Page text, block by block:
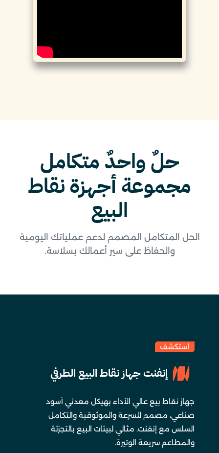
حلٌ واحدٌ متكامل
مجموعة أجهزة نقاط
البيع
الحل المتكامل المصمم لدعم عملياتك اليومية
والحفاظ على سير أعمالك بسلاسة.
استكشف
إنفنت جهاز نقاط البيع الطرفي
جهاز نقاط بيع عالي الأداء بهيكل معدني أسود
صناعي، مصمم للسرعة والموثوقية والتكامل
السلس مع إنفنت. مثالي لبيئات البيع بالتجزئة
والمطاعم سريعة الوتيرة.